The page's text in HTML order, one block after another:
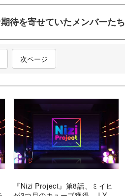
待を寄せていたメンバーたち
次ページ
『Nizi Project』第8話、ミイヒ